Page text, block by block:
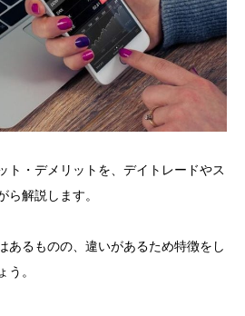
ト・デメリットを、デイトレードやス
ら解説します。
あるものの、違いがあるため特徴をし
う。